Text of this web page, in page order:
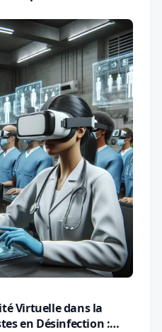
Virtuelle dans la
en Désinfection :